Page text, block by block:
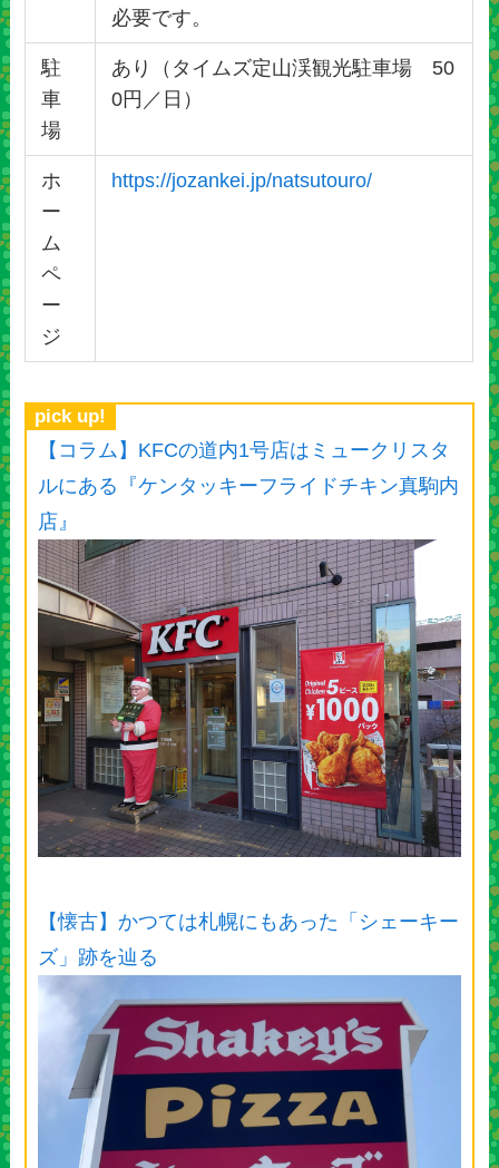
必要です。
駐
車
場
あり（タイムズ定山渓観光駐車場 50
0円／日）
ホ
ー
ム
ペ
ー
ジ
https://jozankei.jp/natsutouro/
pick up!
【コラム】KFCの道内1号店はミュークリスタ
ルにある『ケンタッキーフライドチキン真駒内
店』
【懐古】かつては札幌にもあった「シェーキー
ズ」跡を辿る